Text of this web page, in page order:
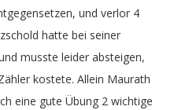
und verlor 4
hatte bei seiner
musste leider absteigen,
kostete. Allein Maurath
eine gute Übung 2 wichtige